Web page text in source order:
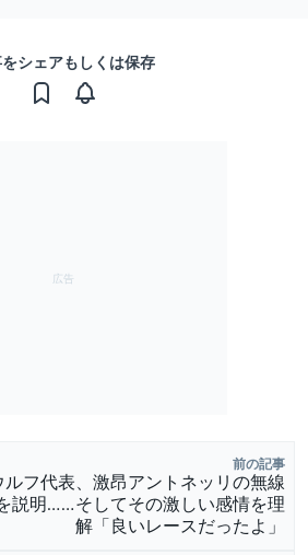
シェアもしくは保存
前の記事
ルフ代表、激昂アントネッリの無線
説明……そしてその激しい感情を理
解「良いレースだったよ」